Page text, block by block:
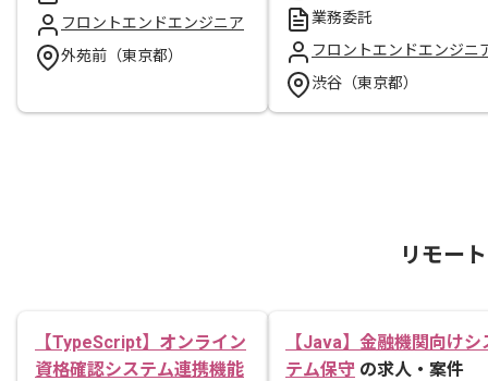
フロントエンドエンジニア
外苑前（東京都）
業務委託
フロントエンドエンジニ
渋谷（東京都）
リモー
【TypeScript】オンライン
資格確認システム連携機能
【Java】金融機関向けシ
テム保守 の求人・案件